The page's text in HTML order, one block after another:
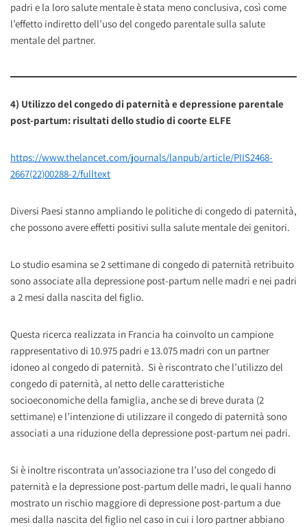
padri e la loro salute mentale è stata meno conclusiva, così come
l’effetto indiretto dell’uso del congedo parentale sulla salute
mentale del partner.
4) Utilizzo del congedo di paternità e depressione parentale
post-partum: risultati dello studio di coorte ELFE
https://www.thelancet.com/journals/lanpub/article/PIIS2468-
2667(22)00288-2/fulltext
Diversi Paesi stanno ampliando le politiche di congedo di paternità,
che possono avere effetti positivi sulla salute mentale dei genitori.
Lo studio esamina se 2 settimane di congedo di paternità retribuito
sono associate alla depressione post-partum nelle madri e nei padri
a 2 mesi dalla nascita del figlio.
Questa ricerca realizzata in Francia ha coinvolto un campione
rappresentativo di 10.975 padri e 13.075 madri con un partner
idoneo al congedo di paternità. Si è riscontrato che l’utilizzo del
congedo di paternità, al netto delle caratteristiche
socioeconomiche della famiglia, anche se di breve durata (2
settimane) e l’intenzione di utilizzare il congedo di paternità sono
associati a una riduzione della depressione post-partum nei padri.
Si è inoltre riscontrata un’associazione tra l’uso del congedo di
paternità e la depressione post-partum delle madri, le quali hanno
mostrato un rischio maggiore di depressione post-partum a due
mesi dalla nascita del figlio nel caso in cui i loro partner abbiano